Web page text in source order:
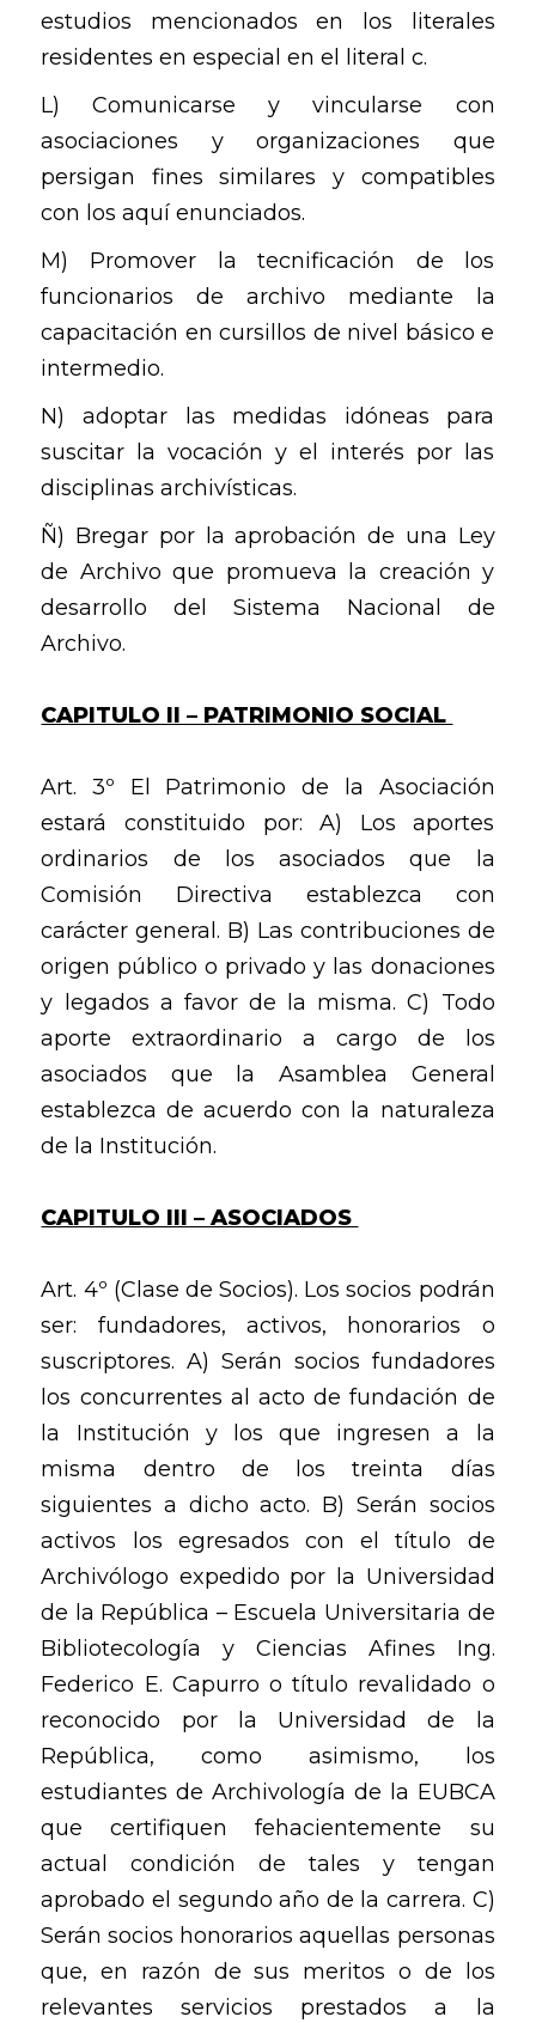
estudios mencionados en los literales
residentes en especial en el literal c.
L) Comunicarse y vincularse con
asociaciones y organizaciones que
persigan fines similares y compatibles
con los aquí enunciados.
M) Promover la tecnificación de los
funcionarios de archivo mediante la
capacitación en cursillos de nivel básico e
intermedio.
N) adoptar las medidas idóneas para
suscitar la vocación y el interés por las
disciplinas archivísticas.
Ñ) Bregar por la aprobación de una Ley
de Archivo que promueva la creación y
desarrollo del Sistema Nacional de
Archivo.
CAPITULO II – PATRIMONIO SOCIAL
Art. 3º El Patrimonio de la Asociación
estará constituido por: A) Los aportes
ordinarios de los asociados que la
Comisión Directiva establezca con
carácter general. B) Las contribuciones de
origen público o privado y las donaciones
y legados a favor de la misma. C) Todo
aporte extraordinario a cargo de los
asociados que la Asamblea General
establezca de acuerdo con la naturaleza
de la Institución.
CAPITULO III – ASOCIADOS
Art. 4º (Clase de Socios). Los socios podrán
ser: fundadores, activos, honorarios o
suscriptores. A) Serán socios fundadores
los concurrentes al acto de fundación de
la Institución y los que ingresen a la
misma dentro de los treinta días
siguientes a dicho acto. B) Serán socios
activos los egresados con el título de
Archivólogo expedido por la Universidad
de la República – Escuela Universitaria de
Bibliotecología y Ciencias Afines Ing.
Federico E. Capurro o título revalidado o
reconocido por la Universidad de la
República, como asimismo, los
estudiantes de Archivología de la EUBCA
que certifiquen fehacientemente su
actual condición de tales y tengan
aprobado el segundo año de la carrera. C)
Serán socios honorarios aquellas personas
que, en razón de sus meritos o de los
relevantes servicios prestados a la